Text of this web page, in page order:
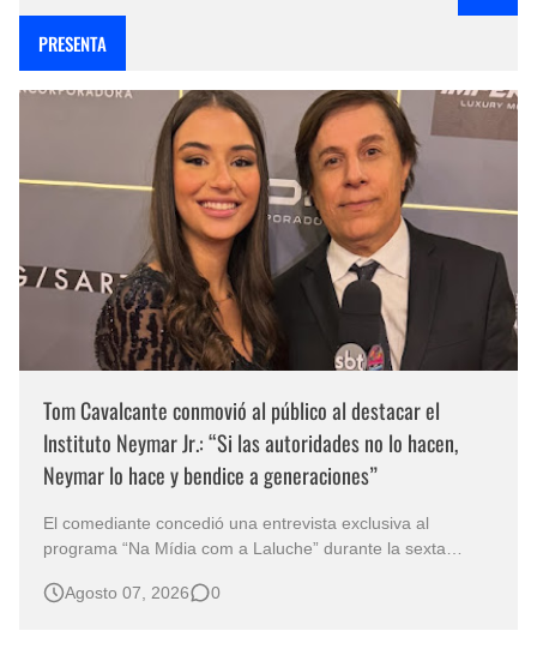
PRESENTA
Tom Cavalcante conmovió al público al destacar el
Instituto Neymar Jr.: “Si las autoridades no lo hacen,
Neymar lo hace y bendice a generaciones”
El comediante concedió una entrevista exclusiva al
programa “Na Mídia com a Laluche” durante la sexta
eventos benéficos más importantes de Brasil. En medio del
Agosto 07, 2026 0